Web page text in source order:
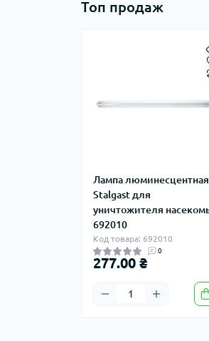
Топ продаж
Лампа люминесцентная
Stalgast для
уничтожителя
692010
Код товара: 692010
0
277.00 ₴